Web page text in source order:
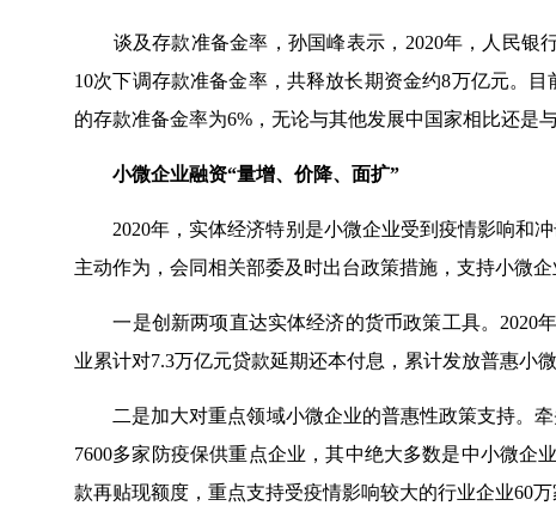
谈及存款准备金率，孙国峰表示，2020年，人民银行
10次下调存款准备金率，共释放长期资金约8万亿元。
的存款准备金率为6%，无论与其他发展中国家相比还是
小微企业融资“量增、价降、面扩”
2020年，实体经济特别是小微企业受到疫情影响和冲
主动作为，会同相关部委及时出台政策措施，支持小微企
一是创新两项直达实体经济的货币政策工具。2020
业累计对7.3万亿元贷款延期还本付息，累计发放普惠小
二是加大对重点领域小微企业的普惠性政策支持。牵
7600多家防疫保供重点企业，其中绝大多数是中小微企
款再贴现额度，重点支持受疫情影响较大的行业企业60